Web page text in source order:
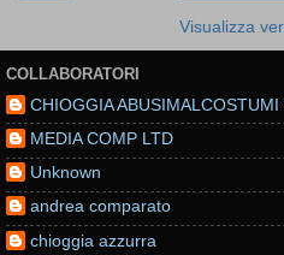
Visualizza
COLLABORATORI
CHIOGGIA
MEDIA COMP LTD
Unknown
andrea comparato
chioggia azzurra